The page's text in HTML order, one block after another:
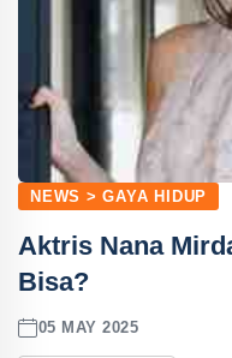
NEWS > GAYA HIDUP
Aktris Nana
Bisa?
05 MAY 2025